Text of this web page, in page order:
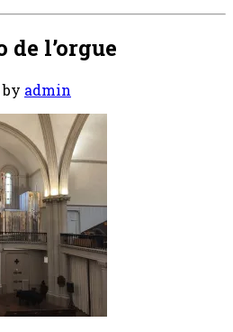
de l’orgue
by admin